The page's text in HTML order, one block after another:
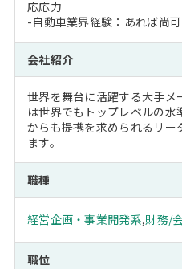
応応力
-自動車業界経験：あれば尚可
会社紹介
世界を舞台に活躍する大手メ
は世界でもトップレベルの
からも提携を求められるリー
ます。
職種
経営企画・事業開発系,財務/
職位